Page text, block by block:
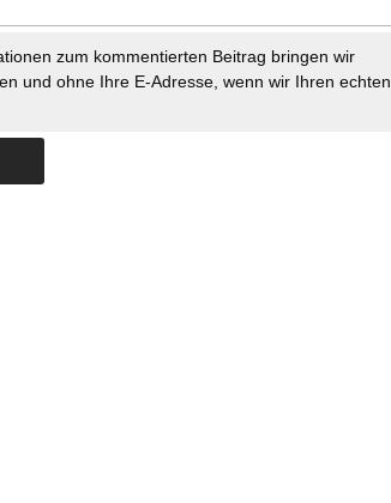
zum kommentierten Beitrag bringen wir
und ohne Ihre E-Adresse, wenn wir Ihren echten